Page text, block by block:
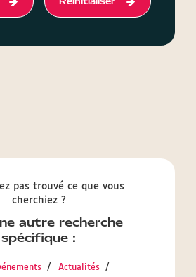
pas trouvé ce que vous
cherchiez ?
autre recherche
spécifique :
Actualités